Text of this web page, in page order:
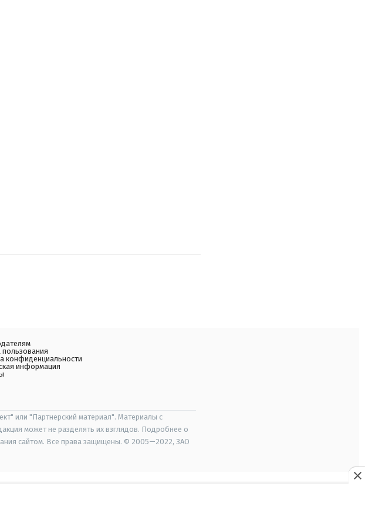
пользования
конфиденциальности
информация
или "Партнерский материал". Материалы с
может не разделять их взглядов. Подробнее о
сайтом. Все права защищены. © 2005—2022, ЗАО